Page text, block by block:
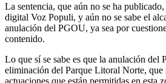
La sentencia, que aún no se ha
digital Voz Populi, y aún no se sabe el
anulación del PGOU, ya sea por
contenido.
Lo que sí se sabe es que la anulación del
eliminación del Parque Litoral Norte, que
actuaciones que están permitidas en esta